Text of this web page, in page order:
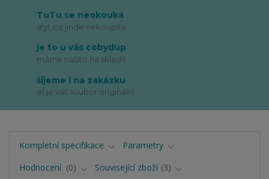
TuTu se neokouká
styl, co jinde nekoupíte
je to u vás cobydup
máme našito na skladě
šijeme i na zakázku
ať je váš soubor originální
Kompletní specifikace
Parametry
Hodnocení
0 Související zboží 3